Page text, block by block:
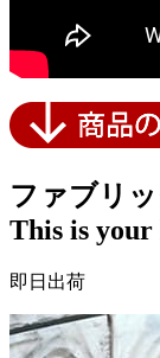
ファブリッ
This is
即日出荷